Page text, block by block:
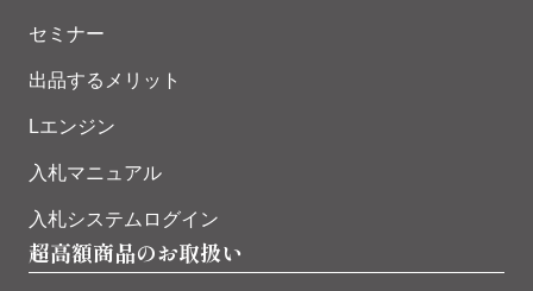
セミナー
出品するメリット
Lエンジン
入札マニュアル
入札システムログイン
超高額商品のお取扱い